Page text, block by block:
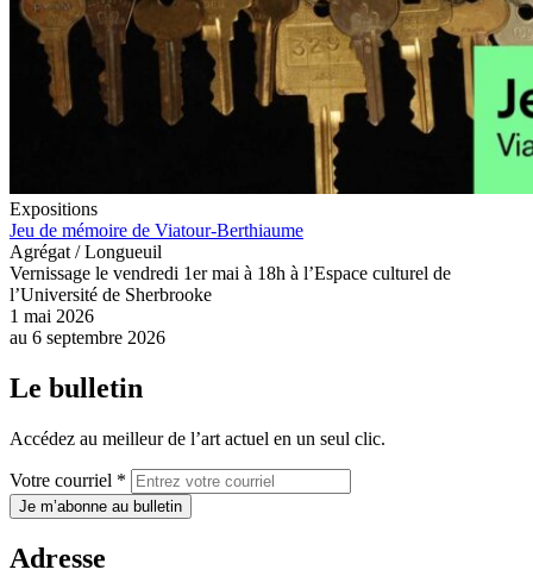
Expositions
Jeu de mémoire de Viatour-Berthiaume
Agrégat / Longueuil
Vernissage le vendredi 1er mai à 18h à l’Espace culturel de
l’Université de Sherbrooke
1 mai 2026
au 6 septembre 2026
Le bulletin
Accédez au meilleur de l’art actuel en un seul clic.
Votre courriel *
Je m’abonne au bulletin
Adresse